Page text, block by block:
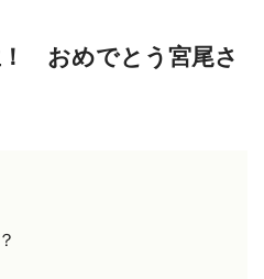
おめでとう宮尾さ